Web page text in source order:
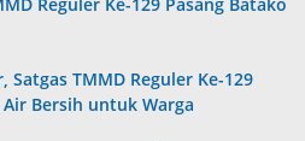
Reguler Ke-129 Pasang Batako
TMMD Reguler Ke-129
Bersih untuk Warga